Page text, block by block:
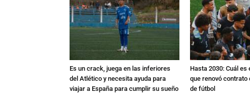
Es un crack, juega en las inferiores
del Atlético y necesita ayuda para
viajar a España para cumplir su sueño
Hasta 2030: Cuál es
que renovó contrato
de fútbol